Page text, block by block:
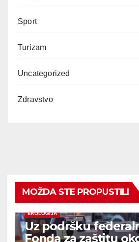
Sport
Turizam
Uncategorized
Zdravstvo
MOŽDA STE PROPUSTILI
EKOLOGIJA
Uz podršku
Fonda za zaštitu